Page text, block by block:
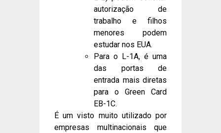
autorização de
trabalho e filhos
menores podem
estudar nos EUA.
Para o L-1A, é uma
das portas de
entrada mais diretas
para o Green Card
EB-1C.
É um visto muito utilizado por
empresas multinacionais que